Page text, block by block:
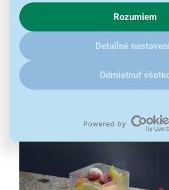
o chovaní na webe pre zobrazovaní
V prípade že vás zaujímajú detaily, ako u
ďalšími údaji pracujeme, kliknitesem.
Rozumiem
Detailné
Odmietnuť
hlad. Jedným klikom môžete v
rozmraziť hotové jedlo, ohriať
večere alebo rozpustiť čokoládu na